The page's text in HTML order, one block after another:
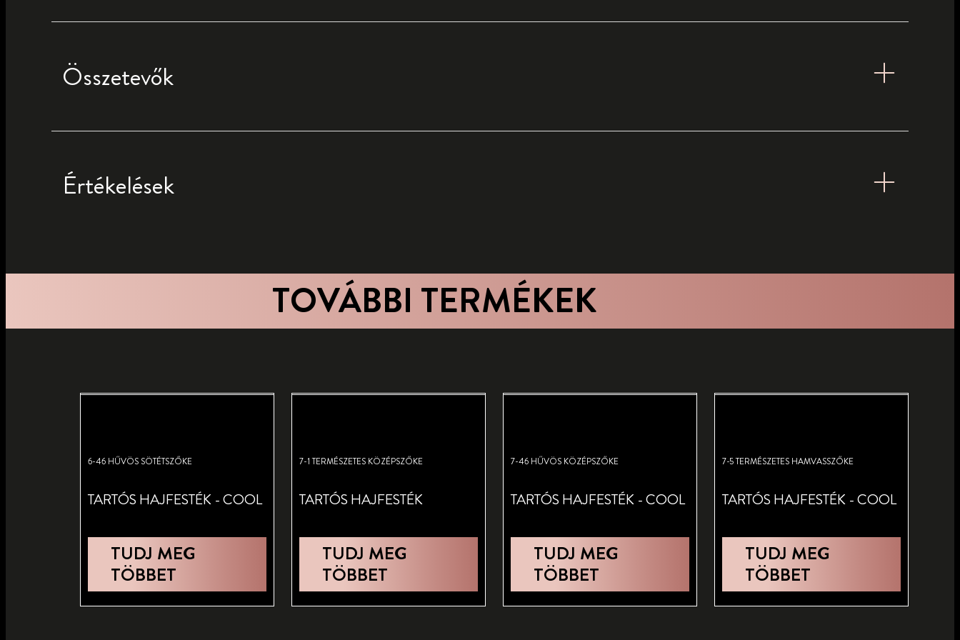
Összetevők
Értékelések
TOVÁBBI TERMÉKEK
6-46 HŰVÖS SÖTÉTSZŐKE
TARTÓS HAJFESTÉK - COOL
TUDJ MEG
TÖBBET
7-1 TERMÉSZETES KÖZÉPSZŐKE
TARTÓS HAJFESTÉK
TUDJ MEG
TÖBBET
7-46 HŰVÖS KÖZÉPSZŐKE
TARTÓS HAJFESTÉK - COOL
TUDJ MEG
TÖBBET
7-5 TERMÉSZETES HAMVASSZŐKE
TARTÓS HAJFESTÉK - COOL
TUDJ MEG
TÖBBET